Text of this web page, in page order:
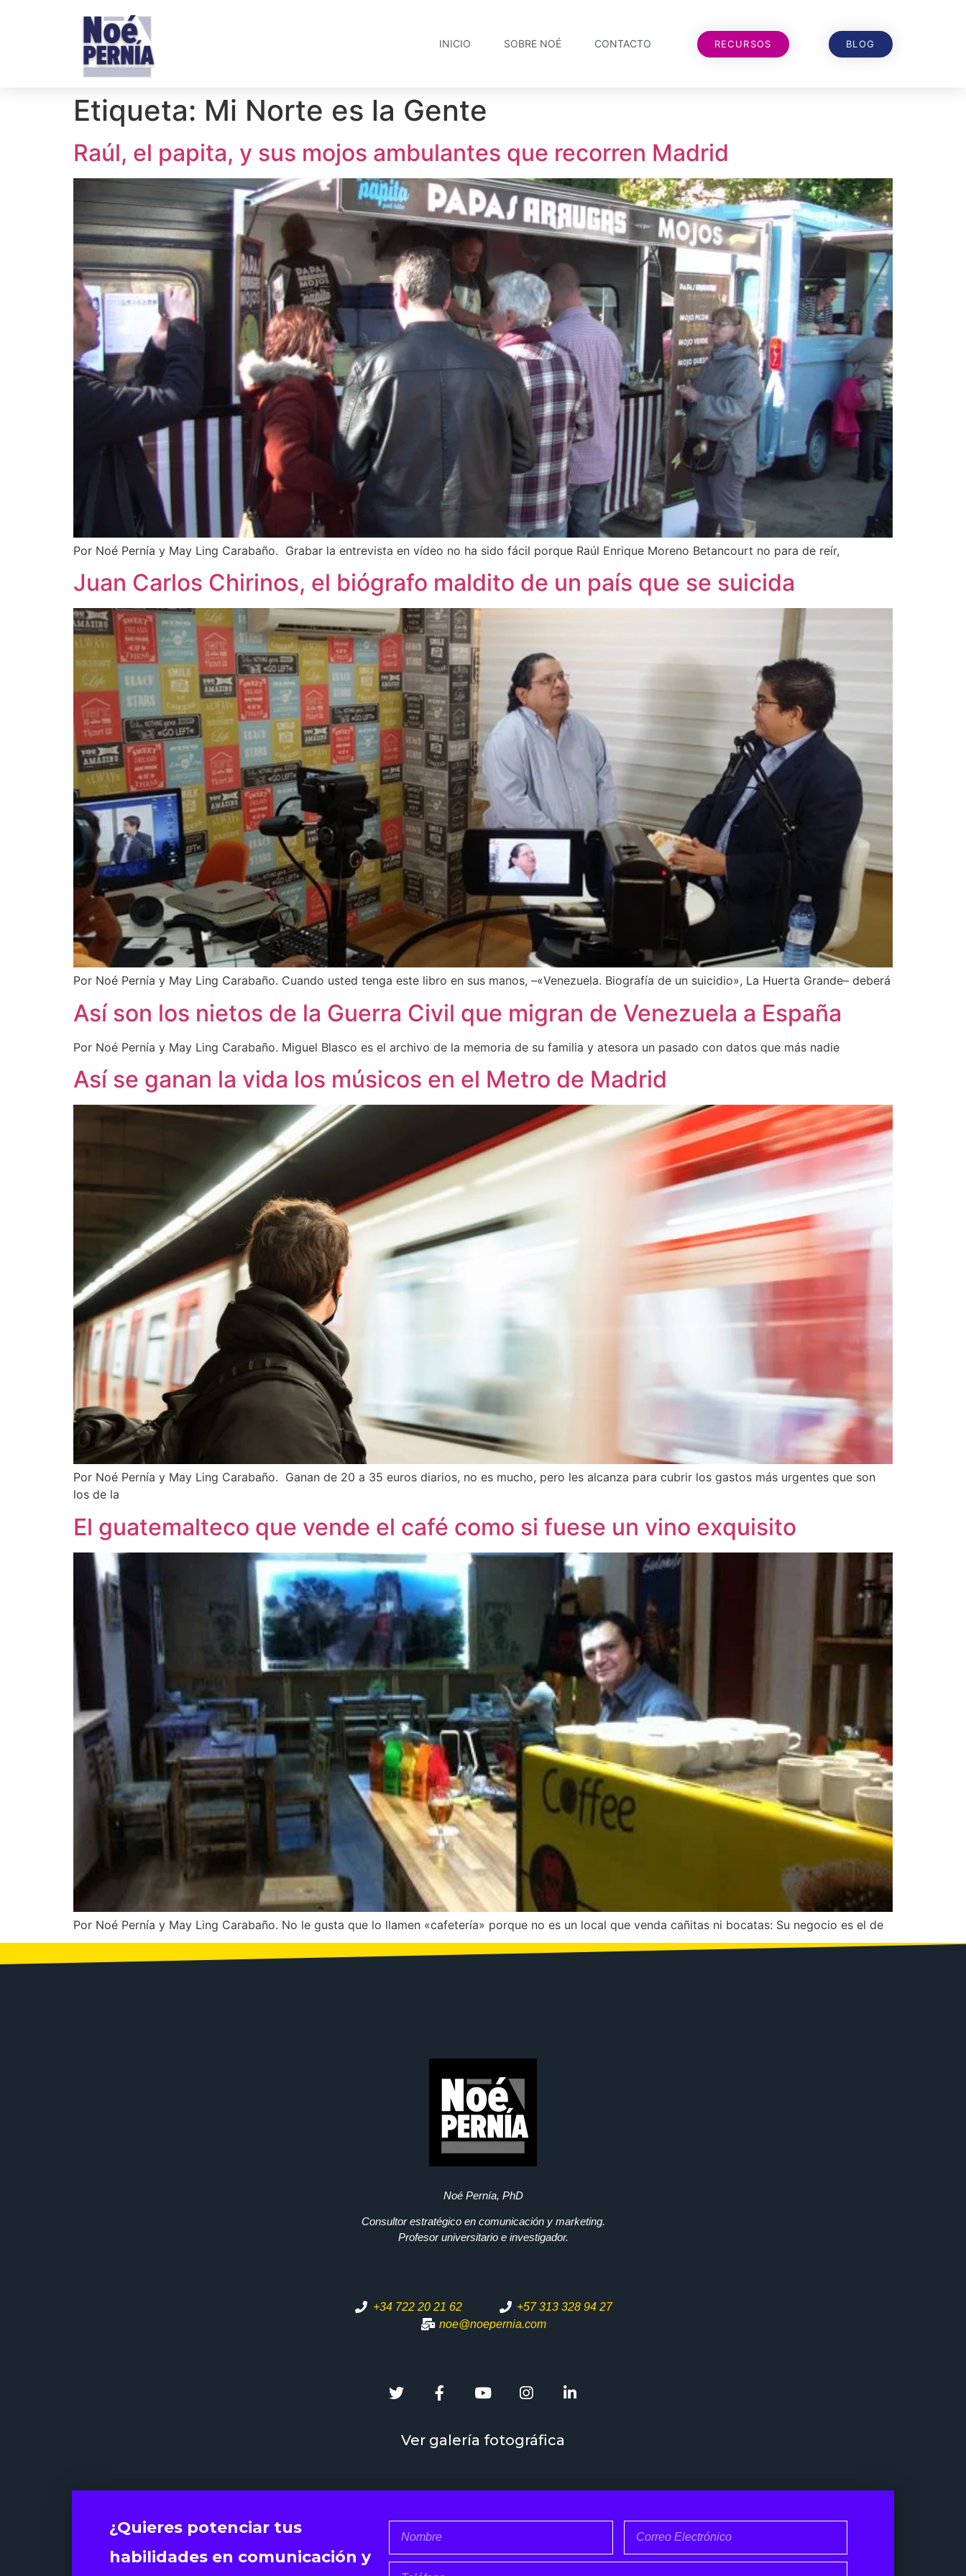
INICIO SOBRE NOÉ CONTACTO RECURSOS BLOG
Etiqueta: Mi Norte es la Gente
Raúl, el papita, y sus mojos ambulantes que recorren Madrid
Por Noé Pernía y May Ling Carabaño. Grabar la entrevista en vídeo no ha sido fácil porque Raúl Enrique Moreno Betancourt no para de reír,
Juan Carlos Chirinos, el biógrafo maldito de un país que se suicida
Por Noé Pernía y May Ling Carabaño. Cuando usted tenga este libro en sus manos, –«Venezuela. Biografía de un suicidio», La Huerta Grande– deberá
Así son los nietos de la Guerra Civil que migran de Venezuela a España
Por Noé Pernía y May Ling Carabaño. Miguel Blasco es el archivo de la memoria de su familia y atesora un pasado con datos que más nadie
Así se ganan la vida los músicos en el Metro de Madrid
Por Noé Pernía y May Ling Carabaño. Ganan de 20 a 35 euros diarios, no es mucho, pero les alcanza para cubrir los gastos más urgentes que son
los de la
El guatemalteco que vende el café como si fuese un vino exquisito
Por Noé Pernía y May Ling Carabaño. No le gusta que lo llamen «cafetería» porque no es un local que venda cañitas ni bocatas: Su negocio es el de
Noé Pernía, PhD
Consultor estratégico en comunicación y marketing.
Profesor universitario e investigador.
+34 722 20 21 62
+57 313 328 94 27
noe@noepernia.com
Ver galería fotográfica
¿Quieres potenciar tus
habilidades en comunicación y